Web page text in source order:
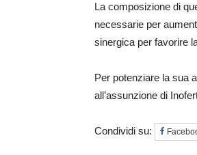
La composizione di
necessarie per
sinergica per favorire
Per potenziare la sua
all’assunzione di
Condividi su: